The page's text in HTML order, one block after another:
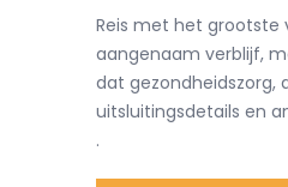
Reis met het grootste
aangenaam verblijf,
dat gezondheidszorg,
uitsluitingsdetails en
.